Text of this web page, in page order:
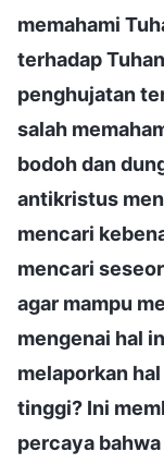
memahami
terhadap
penghujatan
salah
bodoh dan
antikristus
mencari
mencari
agar mampu
mengenai hal
melaporkan
tinggi? Ini
percaya